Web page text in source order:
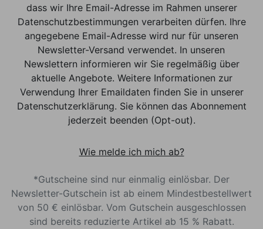
dass wir Ihre Email-Adresse im Rahmen unserer
Datenschutzbestimmungen verarbeiten dürfen. Ihre
angegebene Email-Adresse wird nur für unseren
Newsletter-Versand verwendet. In unseren
Newslettern informieren wir Sie regelmäßig über
aktuelle Angebote. Weitere Informationen zur
Verwendung Ihrer Emaildaten finden Sie in unserer
Datenschutzerklärung. Sie können das Abonnement
jederzeit beenden (Opt-out).
Wie melde ich mich ab?
*Gutscheine sind nur einmalig einlösbar. Der
Newsletter-Gutschein ist ab einem Mindestbestellwert
von 50 € einlösbar. Vom Gutschein ausgeschlossen
sind bereits reduzierte Artikel ab 15 % Rabatt.